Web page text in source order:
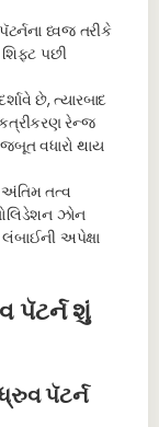
ધ્વજ તરીકે
પછી
છે, ત્યારબાદ
રેન્જ
વધારો થાય
તત્વ
ઝોન
લંબાઈની અપેક્ષા
પૅટર્ન શું
પૅટર્ન